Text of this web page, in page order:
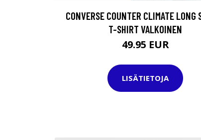
CONVERSE COUNTER CLIMATE LONG
T-SHIRT VALKOINEN
49.95 EUR
LISÄTIETOJA